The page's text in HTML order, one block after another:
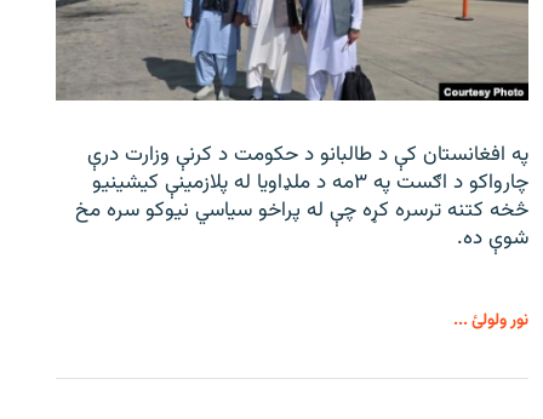
په افغانستان کې د طالبانو د حکومت د کرنې وزارت درې
چارواکو د اګست په ۳مه د ملډاویا له پلازمینې کیشینیو
څخه کتنه ترسره کړه چې له پراخو سیاسي نیوکو سره مخ
شوې ده.
نور ولولئ ...